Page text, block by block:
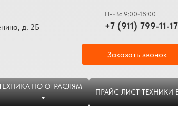
+7 (911) 799-11-17
Пн-Вс 9:00-18:00
Заказать звонок
д. 2Б
ПО ОТРАСЛЯМ
ПРАЙС ЛИСТ ТЕХНИКИ